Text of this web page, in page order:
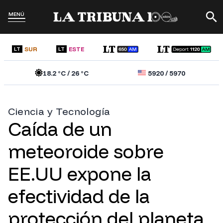
MENÚ
LT SUR LT ESTE
18.2 °C /26 °C 5920/5970
Ciencia y Tecnología
Caída de un
meteoroide sobre
EE.UU expone la
efectividad de la